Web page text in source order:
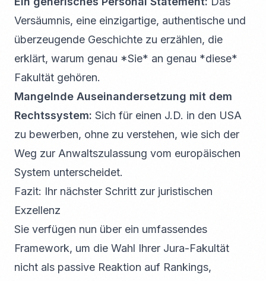
Versäumnis, eine einzigartige, authentische und
überzeugende Geschichte zu erzählen, die
erklärt, warum genau *Sie* an genau *diese*
Fakultät gehören.
Mangelnde Auseinandersetzung mit dem
Rechtssystem: Sich für einen J.D. in den USA
zu bewerben, ohne zu verstehen, wie sich der
Weg zur Anwaltszulassung vom europäischen
System unterscheidet.
Fazit: Ihr nächster Schritt zur juristischen
Exzellenz
Sie verfügen nun über ein umfassendes
Framework, um die Wahl Ihrer Jura-Fakultät
nicht als passive Reaktion auf Rankings,